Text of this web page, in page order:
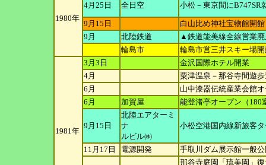
1980年
4月25日 全日空 小松－東京間にB747SR
9月15日
白山比め神社宝物館開
9月
北陸鉄道
▲鉄道能美線全線営業
輪島市
輪島市営三井スキー場
1981年
3月3日
金沢国際ホテル開業
4月
粟津温泉－那谷寺間遊
6月
山中漆器伝統産業会館
6月
加賀屋 能登渚亭オープン（180
9月15日
北陸エアターミ
ナ
ルビル㈱
小松空港国内線新旅客
11月17日 電源開発
手取川ダム展示館一般
那谷寺庭園「琉美園」